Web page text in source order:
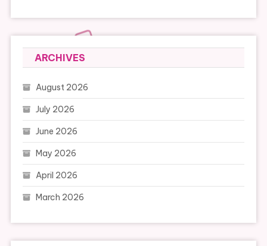
ARCHIVES
August 2026
July 2026
June 2026
May 2026
April 2026
March 2026